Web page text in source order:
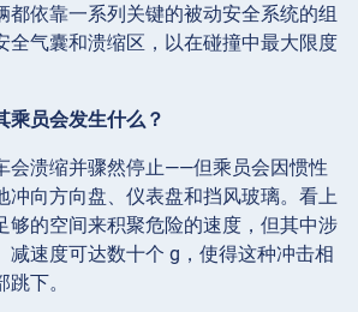
都依靠一系列关键的被动安全系统的组
全气囊和溃缩区，以在碰撞中最大限度
乘员会发生什么？
会溃缩并骤然停止——但乘员会因惯性
冲向方向盘、仪表盘和挡风玻璃。看上
够的空间来积聚危险的速度，但其中涉
减速度可达数十个 g，使得这种冲击相
下。